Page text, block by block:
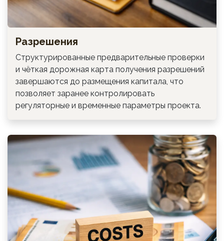
Разрешения
Структурированные предварительные проверки
и чёткая дорожная карта получения разрешений
завершаются до размещения капитала, что
позволяет заранее контролировать
регуляторные и временные параметры проекта.